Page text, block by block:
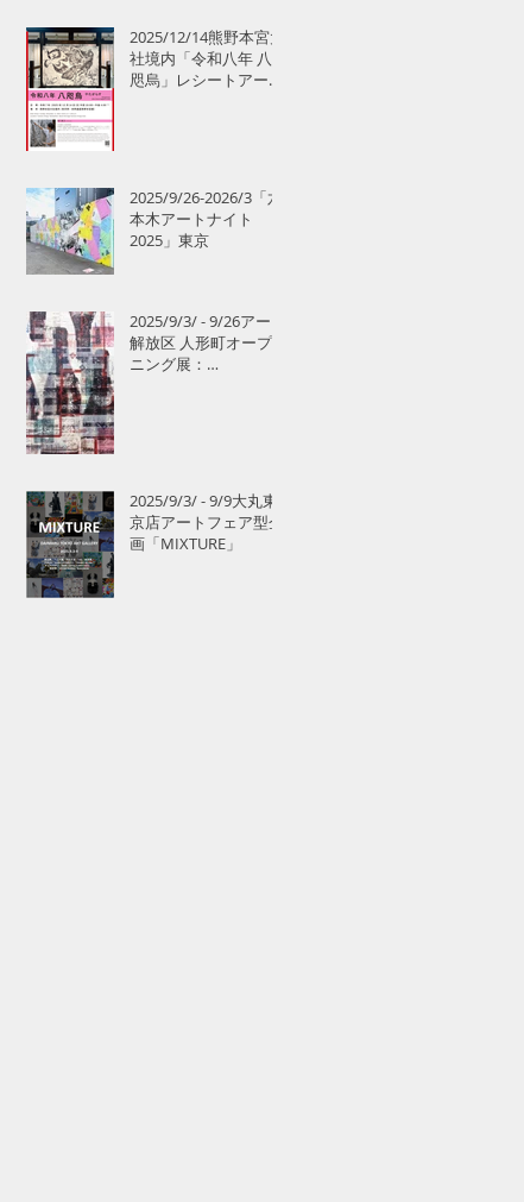
2025/12/14熊野本宮大
社境内「令和八年 八
咫烏」レシートアート
2025/9/26-2026/3「六
本木アートナイト
2025」東京
2025/9/3/ - 9/26アート
解放区 人形町オープ
ニング展：
2025/9/3/ - 9/9大丸東
京店アートフェア型企
画「MIXTURE」